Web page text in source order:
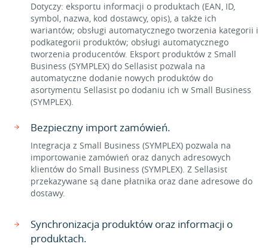
Dotyczy: eksportu informacji o produktach (EAN, ID,
symbol, nazwa, kod dostawcy, opis), a także ich
wariantów; obsługi automatycznego tworzenia kategorii i
podkategorii produktów; obsługi automatycznego
tworzenia producentów. Eksport produktów z Small
Business (SYMPLEX) do Sellasist pozwala na
automatyczne dodanie nowych produktów do
asortymentu Sellasist po dodaniu ich w Small Business
(SYMPLEX).
Bezpieczny import zamówień.
Integracja z Small Business (SYMPLEX) pozwala na
importowanie zamówień oraz danych adresowych
klientów do Small Business (SYMPLEX). Z Sellasist
przekazywane są dane płatnika oraz dane adresowe do
dostawy.
Synchronizacja produktów oraz informacji o
produktach.